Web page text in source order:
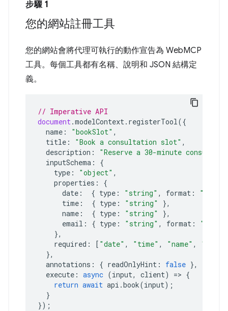
步驟 1
您的網站註冊工具
您的網站會將代理可執行的動作宣告為 WebMCP
工具。每個工具都有名稱、說明和 JSON 結構定
義。
// Imperative API
document.modelContext. registerTool({
name : "bookSlot" ,
title : "Book a consultation slot" ,
description :
"Reserve a 30-minute
inputSchema :
{
type : "object" ,
properties :
{
date : { type : "string" , format :
"date"
time : { type : "string"
},
name : { type : "string"
},
email : { type : "string" , format :
},
required : [ "date" , "time" , "name" ,
},
annotations : { readOnlyHint : false },
execute : async (input, client) => {
return await api .book(input);
}
});